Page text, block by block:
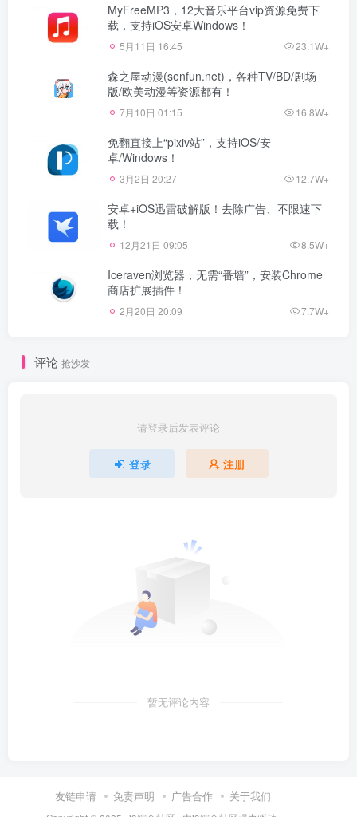
MyFreeMP3，12大音乐平台vip资源免费下
载，支持iOS安卓Windows！
5月11日 16:45 23.1W+
森之屋动漫(senfun.net)，各种TV/BD/剧场
版/欧美动漫等资源都有！
7月10日 01:15 16.8W+
免翻直接上“pixiv站”，支持iOS/安
卓/Windows！
3月2日 20:27 12.7W+
安卓+iOS迅雷破解版！去除广告、不限速下
载！
12月21日 09:05 8.5W+
Iceraven浏览器，无需“番墙”，安装Chrome
商店扩展插件！
2月20日 20:09 7.7W+
评论 抢沙发
请登录后发表评论
登录 注册
暂无评论内容
友链申请 免责声明 广告合作 关于我们